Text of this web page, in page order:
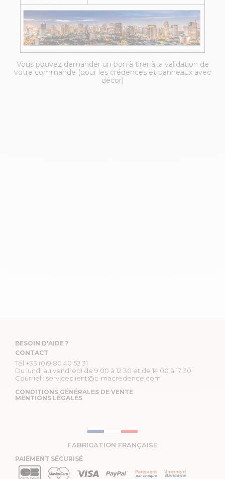
Vous pouvez demander un bon à tirer à la validation de
votre commande (pour les crédences et panneaux avec
décor)
BESOIN D'AIDE ?
CONTACT
Tél +33 (0)9 80 40 52 31
Du lundi au vendredi de 9:00 à 12:30 et de 14:00 à 17:30
Courriel : serviceclient@c-macredence.com
CONDITIONS GÉNÉRALES DE VENTE
MENTIONS LÉGALES
FABRICATION FRANÇAISE
PAIEMENT SÉCURISÉ